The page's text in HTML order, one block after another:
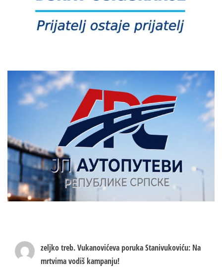
zeljko treb.Vukanovićeva poruka Stanivukoviću: Na
mrtvima vodiš kampanju!